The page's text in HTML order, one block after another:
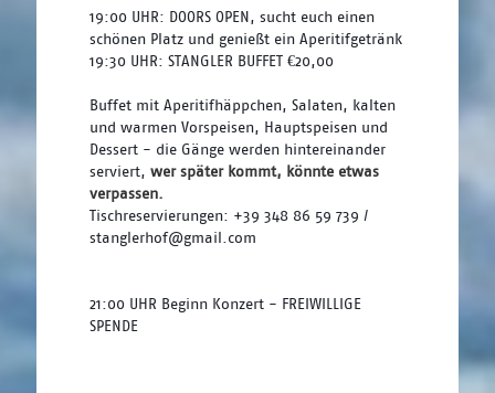
19:00 UHR: DOORS OPEN, sucht euch einen
schönen Platz und genießt ein Aperitifgetränk
19:30 UHR: STANGLER BUFFET €20,00
Buffet mit Aperitifhäppchen, Salaten, kalten
und warmen Vorspeisen, Hauptspeisen und
Dessert - die Gänge werden hintereinander
serviert, wer später kommt, könnte etwas
verpassen.
Tischreservierungen: +39 348 86 59 739 /
stanglerhof@gmail.com
21:00 UHR Beginn Konzert - FREIWILLIGE
SPENDE